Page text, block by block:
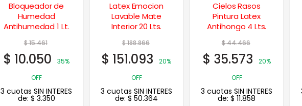
Latex Emocion
Lavable Mate
Interior 20 Lts.
$188.866
$151.093
20%
OFF
3 cuotas SIN INTERES
de:$50.364
Cielos Rasos
Pintura Latex
Antihongo 4 Lts.
$44.466
$ 35.573
20%
OFF
3 cuotas SIN INTERES
de:$11.858
Chapacril
Revestimiento
Acrilico p/ Chapas
$27.172
$ 21.738
20%
OFF
3 cuotas SIN INTERES
de: $ 7.246